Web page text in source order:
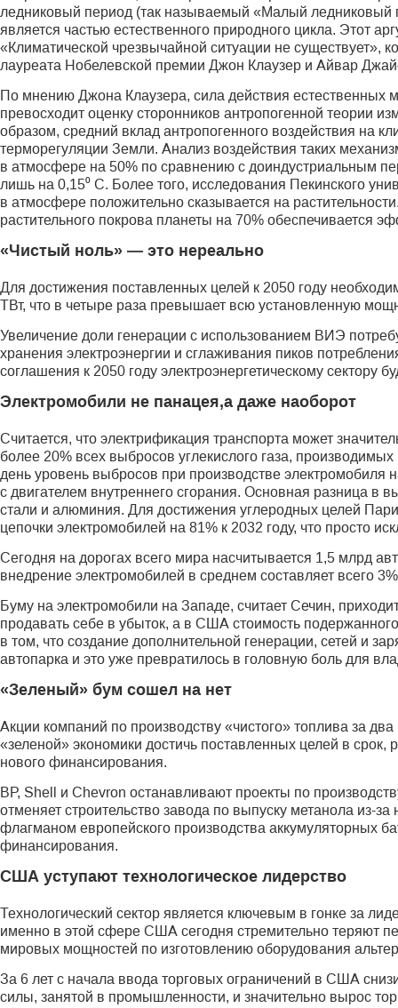
ледниковый период (так называемый «Малый ледниковый
является частью естественного природного цикла. Этот
«Климатической чрезвычайной ситуации не существует»,
лауреата Нобелевской премии Джон Клаузер и Айвар
По мнению Джона Клаузера, сила действия естественных
превосходит оценку сторонников антропогенной теории
образом, средний вклад антропогенного воздействия на
терморегуляции Земли. Анализ воздействия таких
в атмосфере на 50% по сравнению с доиндустриальным
лишь на 0,15⁰ С. Более того, исследования Пекинского
в атмосфере положительно сказывается на
растительного покрова планеты на 70% обеспечивается
«Чистый ноль» — это нереально
Для достижения поставленных целей к 2050 году
ТВт, что в четыре раза превышает всю установленную
Увеличение доли генерации с использованием ВИЭ
хранения электроэнергии и сглаживания пиков
соглашения к 2050 году электроэнергетическому сектору
Электромобили не панацея,а даже наоборот
Считается, что электрификация транспорта может
более 20% всех выбросов углекислого газа,
день уровень выбросов при производстве
с двигателем внутреннего сгорания. Основная разница в
стали и алюминия. Для достижения углеродных целей
цепочки электромобилей на 81% к 2032 году, что просто
Сегодня на дорогах всего мира насчитывается 1,5 млрд
внедрение электромобилей в среднем составляет всего
Буму на электромобили на Западе, считает Сечин,
продавать себе в убыток, а в США стоимость
в том, что создание дополнительной генерации, сетей и
автопарка и это уже превратилось в головную боль для
«Зеленый» бум сошел на нет
Акции компаний по производству «чистого» топлива за
«зеленой» экономики достичь поставленных целей в срок,
нового финансирования.
ВР, Shell и Chevron останавливают проекты по
отменяет строительство завода по выпуску метанола из-
флагманом европейского производства аккумуляторных
финансирования.
США уступают технологическое лидерство
Технологический сектор является ключевым в гонке за
именно в этой сфере США сегодня стремительно теряют
мировых мощностей по изготовлению оборудования
За 6 лет с начала ввода торговых ограничений в США
силы, занятой в промышленности, и значительно вырос